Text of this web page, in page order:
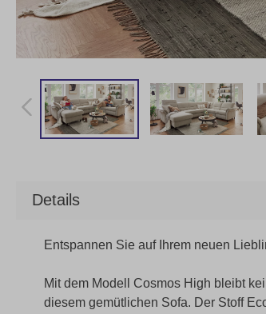
Details
Entspannen Sie auf Ihrem neuen
Mit dem Modell Cosmos High bleibt
diesem gemütlichen Sofa. Der Stoff